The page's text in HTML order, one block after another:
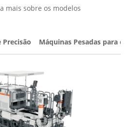
conosco
em contato rapidamente.